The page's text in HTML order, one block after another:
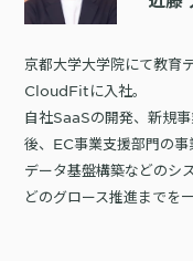
京都大学大学院にて教育
CloudFitに入社。
自社SaaSの開発、新規
後、EC事業支援部門の事
データ基盤構築などのシ
どのグロース推進までを